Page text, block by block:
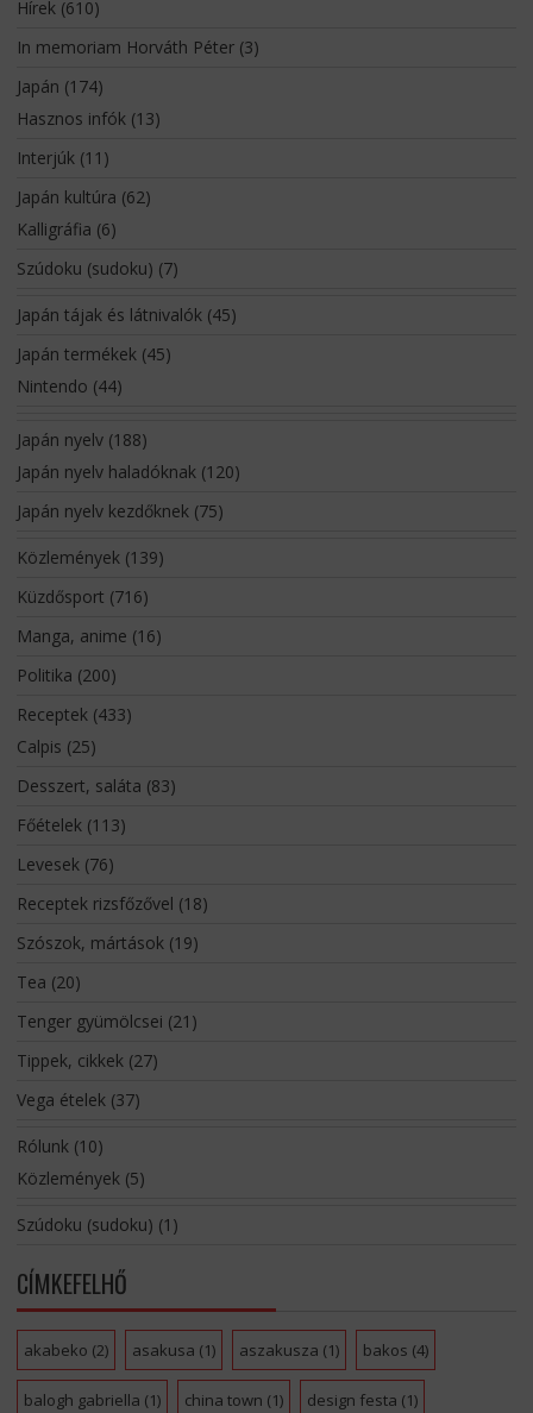
Hírek(610)
In memoriam Horváth Péter(3)
Japán (174)
Hasznos infók(13)
Interjúk(11)
Japán kultúra (62)
Kalligráfia (6)
Szúdoku (sudoku) (7)
Japán tájak és látnivalók(45)
Japán termékek(45)
Nintendo (44)
Japán nyelv(188)
Japán nyelv haladóknak(120)
Japán nyelv kezdőknek(75)
Közlemények(139)
Küzdősport (716)
Manga, anime (16)
Politika (200)
Receptek(433)
Calpis (25)
Desszert, saláta (83)
Főételek(113)
Levesek(76)
Receptek rizsfőzővel (18)
Szószok, mártások(19)
Tea (20)
Tenger gyümölcsei (21)
Tippek, cikkek(27)
Vega ételek(37)
Rólunk(10)
Közlemények(5)
Szúdoku (sudoku) (1)
CÍMKEFELHŐ
akabeko (2) asakusa (1) aszakusza (1) bakos (4)
balogh gabriella (1) china town (1) design festa (1)